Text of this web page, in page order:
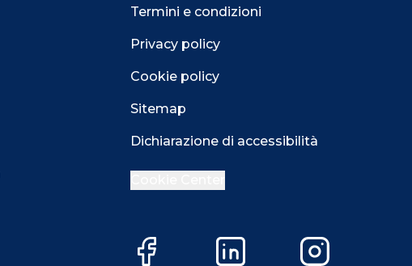
Termini e condizioni
Privacy policy
Cookie policy
Sitemap
Dichiarazione di accessibilità
Facebook LinkedIn Instagram